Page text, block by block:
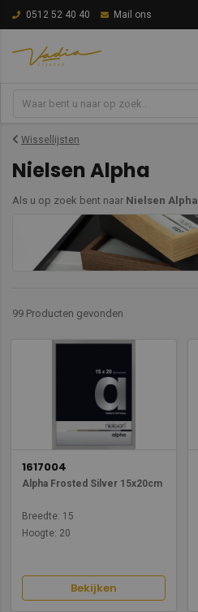
0512 52 40 40 Mail ons
Wissellijsten
Nielsen Alpha
Als u op zoek bent naar Nielsen Alpha
99 Producten gevonden
1617004
Alpha Frosted Silver 15x20cm
Breedte: 15
Hoogte: 20
Bekijken